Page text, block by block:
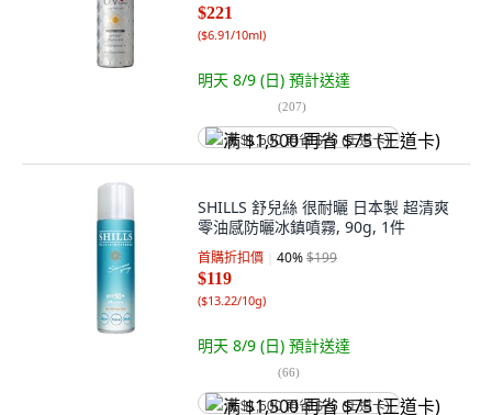
$221
($6.91/10ml)
明天 8/9 (日) 預計送達
(207)
满 $1,500 再省 $75 (王道卡)
SHILLS 舒兒絲 很耐曬 日本製 超清爽
零油感防曬冰鎮噴霧, 90g, 1件
首購折扣價 40%$199
$119
($13.22/10g)
明天 8/9 (日) 預計送達
(66)
满 $1,500 再省 $75 (王道卡)